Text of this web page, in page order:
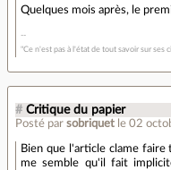
Quelques mois après, le
"Ce n'est pas à l'état de tout savoir sur ses
# Critique du papier
Posté par sobriquet le 02
Bien que l'article clame faire
me semble qu'il fait